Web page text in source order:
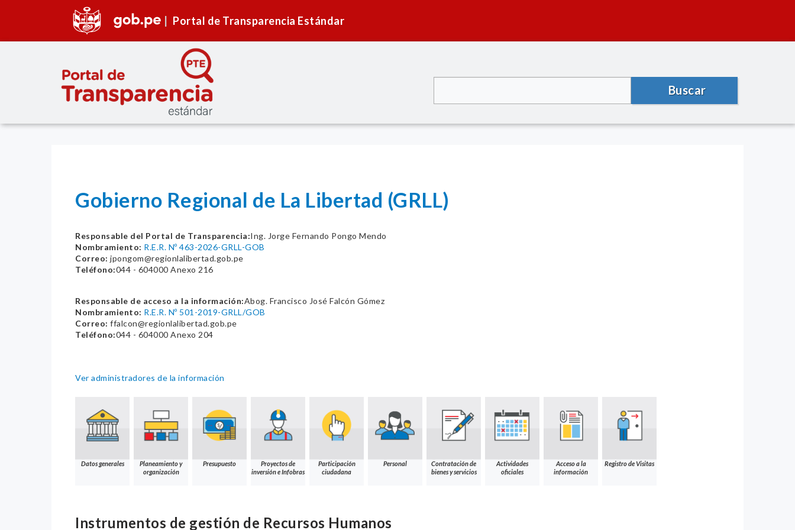
Portal de Transparencia Estándar
Buscar
Gobierno Regional de La Libertad (GRLL)
Responsable del Portal de Transparencia:Ing. Jorge Fernando Pongo Mendo
Nombramiento: R.E.R. Nº 463-2026-GRLL-GOB
Correo: jpongom@regionlalibertad.gob.pe
Teléfono:044 - 604000 Anexo 216
Responsable de acceso a la información:Abog. Francisco José Falcón Gómez
Nombramiento: R.E.R. Nº 501-2019-GRLL/GOB
Correo: ffalcon@regionlalibertad.gob.pe
Teléfono:044 - 604000 Anexo 204
Ver administradores de la información
Datos generales
Planeamiento y
organización
Presupuesto
Proyectos de
inversión e Infobras
Participación
ciudadana
Personal
Contratación de
bienes y servicios
Actividades
oficiales
Acceso a la
información
Registro de Visitas
Instrumentos de gestión de Recursos Humanos